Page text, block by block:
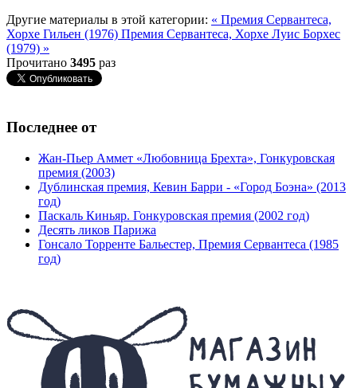
Другие материалы в этой категории: « Премия Сервантеса,
Хорхе Гильен (1976) Премия Сервантеса, Хорхе Луис Борхес
(1979) »
Прочитано 3495 раз
Последнее от
Жан-Пьер Аммет «Любовница Брехта», Гонкуровская
премия (2003)
Дублинская премия, Кевин Барри - «Город Боэна» (2013
год)
Паскаль Киньяр. Гонкуровская премия (2002 год)
Десять ликов Парижа
Гонсало Торренте Бальестер, Премия Сервантеса (1985
год)